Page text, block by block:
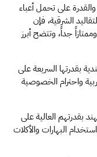
إذا كنت تبحث عن عاملة تتميز بالصبر الشديد، والقدرة على تحمل أعباء
المنزل الكبيرة، والاندماج السريع مع العادات والتقاليد الشرقية، فإن
– التقارب الثقافي والاجتماعي: تتميز العمالة الهندية بقدرتها السريعة على
استيعاب العادات والتقاليد المحافظة للأسر العربية واحترام الخصوصية
– مهارة الطبخ المتميزة: تشتهر العاملات من الهند بقدرتهم العالية على
تعلم إعداد الأطباق الشرقية والخليجية وإتقان استخدام البهارات والأكلات